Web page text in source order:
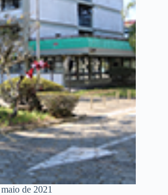
de 2021